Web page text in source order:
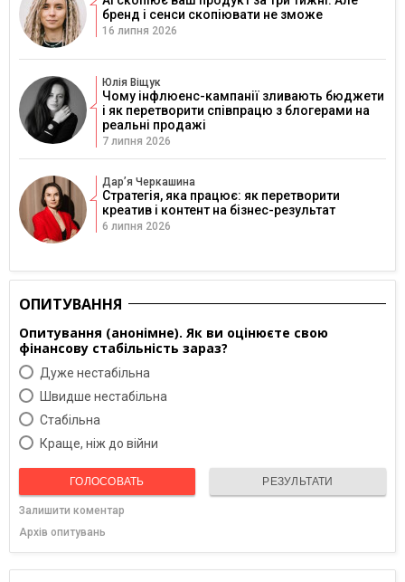
бренд і сенси скопіювати не зможе
16 липня 2026
Юлія Віщук
Чому інфлюенс-кампанії зливають бюджети
і як перетворити співпрацю з блогерами на
реальні продажі
7 липня 2026
Дарʼя Черкашина
Стратегія, яка працює: як перетворити
креатив і контент на бізнес-результат
6 липня 2026
ОПИТУВАННЯ
Опитування (анонімне). Як ви оцінюєте свою
фінансову стабільність зараз?
Дуже нестабільна
Швидше нестабільна
Cтабільна
Краще, ніж до війни
ГОЛОСОВАТЬ РЕЗУЛЬТАТИ
Залишити коментар
Архів опитувань